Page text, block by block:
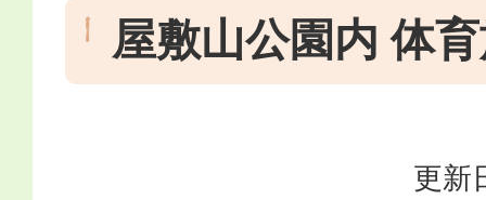
屋敷山公園内 体
更新